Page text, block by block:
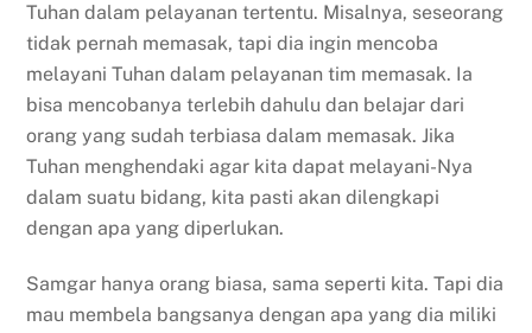
Tuhan dalam pelayanan tertentu. Misalnya, seseorang
tidak pernah memasak, tapi dia ingin mencoba
melayani Tuhan dalam pelayanan tim memasak. Ia
bisa mencobanya terlebih dahulu dan belajar dari
orang yang sudah terbiasa dalam memasak. Jika
Tuhan menghendaki agar kita dapat melayani-Nya
dalam suatu bidang, kita pasti akan dilengkapi
dengan apa yang diperlukan.
Samgar hanya orang biasa, sama seperti kita. Tapi dia
mau membela bangsanya dengan apa yang dia miliki